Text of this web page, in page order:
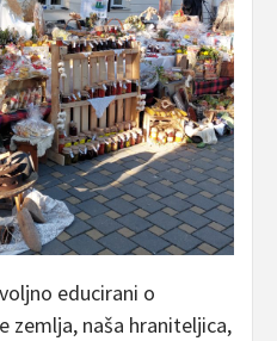
educirani o
zemlja, naša hraniteljica,